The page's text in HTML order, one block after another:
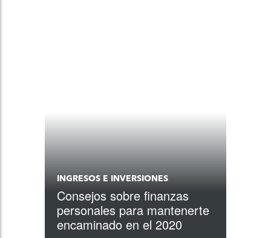
INGRESOS E INVERSIONES
Consejos sobre finanzas
personales para mantenerte
encaminado en el 2020